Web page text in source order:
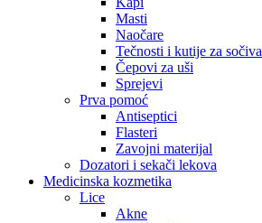
Masti
Naočare
Tečnosti i kutije za sočiva
Čepovi za uši
Sprejevi
Prva pomoć
Antiseptici
Flasteri
Zavojni materijal
Dozatori i sekači lekova
Medicinska kozmetika
Lice
Akne